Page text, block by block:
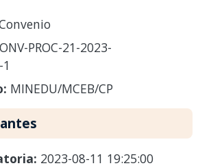
PROC-21-2023-
MINEDU/MCEB/CP
2023-08-11 19:25:00